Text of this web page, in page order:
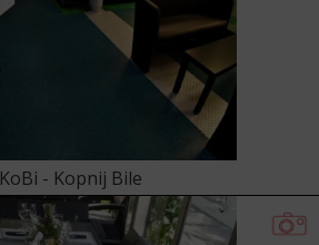
KoBi - Kopnij Bile